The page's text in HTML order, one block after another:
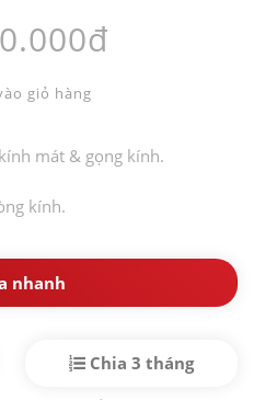
giỏ hàng
mát & gọng kính.
kính.
nhanh
Chia 3 tháng